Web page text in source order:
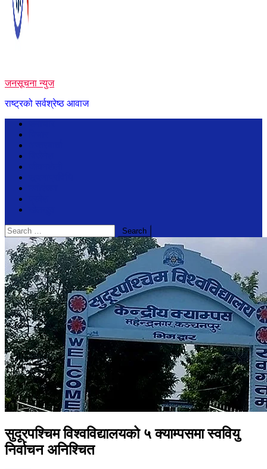
जनसूचना न्युज
राष्ट्रको सर्वश्रेष्ठ आवाज
Search
for:
सुदूरपश्चिम विश्वविद्यालयको ५ क्याम्पसमा स्ववियु
निर्वाचन अनिश्चित